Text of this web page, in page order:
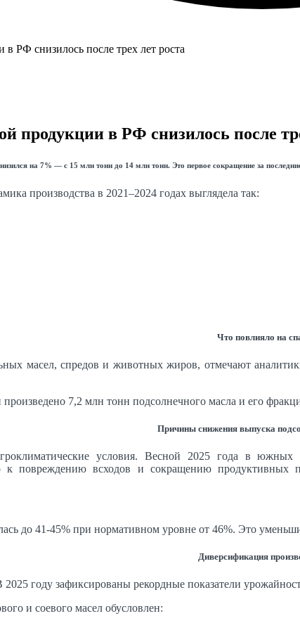
продукции в РФ снизилось после
на 7% — с 15 млн тонн до 14 млн тонн. Это первое сокращение за
производства в 2021–2024 годах выглядела так:
Что повлияло на
масел, спредов и животных жиров, отмечают
7,2 млн тонн подсолнечного масла и его
Причины снижения выпуска
условия. Весной 2025 года в южных
к повреждению всходов и сокращению продуктивных
до 41-45% при нормативном уровне от 46%. Это
Диверсификация
году зафиксированы рекордные показатели
и соевого масел обусловлен: